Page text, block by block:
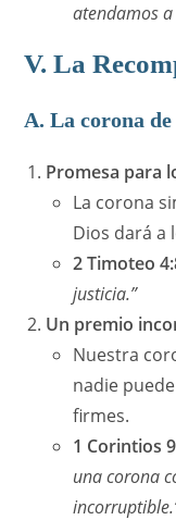
atendamos
V. La
A. La corona
Promesa para
La corona
Dios dará a
2 Timoteo
justicia.”
Un premio
Nuestra
nadie
firmes.
1 Corintios
una corona